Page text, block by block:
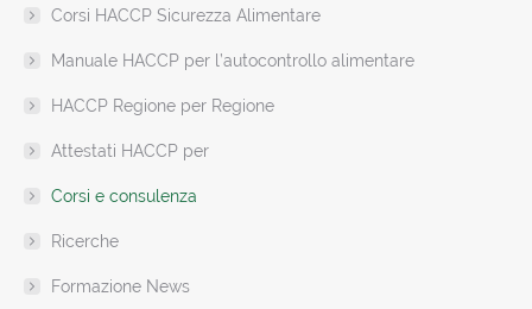
windowwindowwindowwindowwindowwindow
new
Corsi HACCP Sicurezza Alimentare
Manuale HACCP per l’autocontrollo alimentare
HACCP Regione per Regione
Attestati HACCP per
Corsi e consulenza
Ricerche
Formazione News